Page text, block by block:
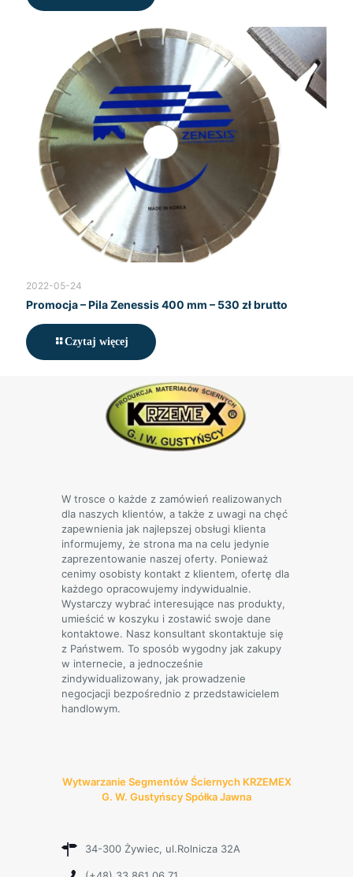
2022-05-24
Promocja – Pila Zenessis 400 mm – 530 zł brutto
Czytaj więcej
W trosce o każde z zamówień realizowanych
dla naszych klientów, a także z uwagi na chęć
zapewnienia jak najlepszej obsługi klienta
informujemy, że strona ma na celu jedynie
zaprezentowanie naszej oferty. Ponieważ
cenimy osobisty kontakt z klientem, ofertę dla
każdego opracowujemy indywidualnie.
Wystarczy wybrać interesujące nas produkty,
umieścić w koszyku i zostawić swoje dane
kontaktowe. Nasz konsultant skontaktuje się
z Państwem. To sposób wygodny jak zakupy
w internecie, a jednocześnie
zindywidualizowany, jak prowadzenie
negocjacji bezpośrednio z przedstawicielem
handlowym.
Wytwarzanie Segmentów Ściernych KRZEMEX
G. W. Gustyńscy Spółka Jawna
34-300 Żywiec, ul.Rolnicza 32A